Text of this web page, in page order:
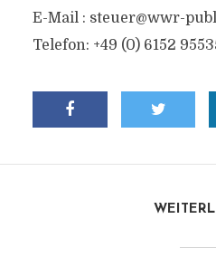
E-Mail : steuer@wwr-
Telefon: +49 (0) 6152